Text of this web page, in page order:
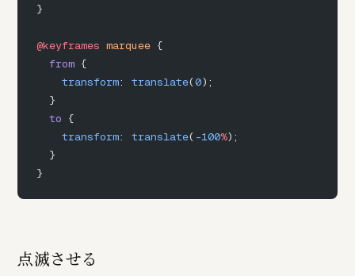
}
@keyframes marquee {
  from
{
    transform
: translate(0);
  }
  to
{
    transform
: translate( -100%);
  }
}
点滅させる